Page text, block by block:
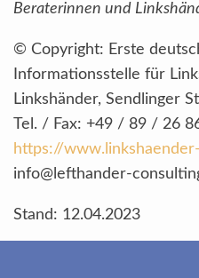
Beraterinnen und
© Copyright: Erste
Informationsstelle für
Linkshänder, Sendlinger
Tel. / Fax: +49 / 89 / 26
https://
info@lefthander-
Stand: 12.04.2023